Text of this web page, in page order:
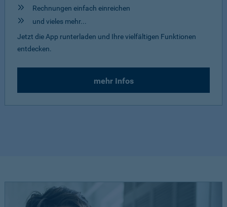
Rechnungen einfach einreichen
und vieles mehr...
Jetzt die App runterladen und Ihre vielfältigen Funktionen
entdecken.
mehr Infos